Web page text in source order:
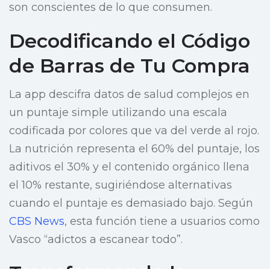
son conscientes de lo que consumen.
Decodificando el Código
de Barras de Tu Compra
La app descifra datos de salud complejos en
un puntaje simple utilizando una escala
codificada por colores que va del verde al rojo.
La nutrición representa el 60% del puntaje, los
aditivos el 30% y el contenido orgánico llena
el 10% restante, sugiriéndose alternativas
cuando el puntaje es demasiado bajo. Según
CBS News, esta función tiene a usuarios como
Vasco “adictos a escanear todo”.